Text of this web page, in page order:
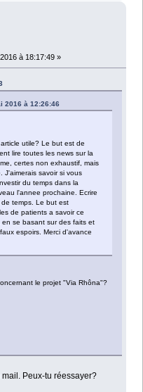
à 18:17:49 »
2016 à 12:26:46
utile? Le but est de
lire toutes les news sur la
certes non exhaustif, mais
J'aimerais savoir si vous
du temps dans la
l'annee prochaine. Ecrire
temps. Le but est
de patients a savoir ce
se basant sur des faits et
espoirs. Merci d'avance
le projet "Via Rhôna"?
Peux-tu réessayer?